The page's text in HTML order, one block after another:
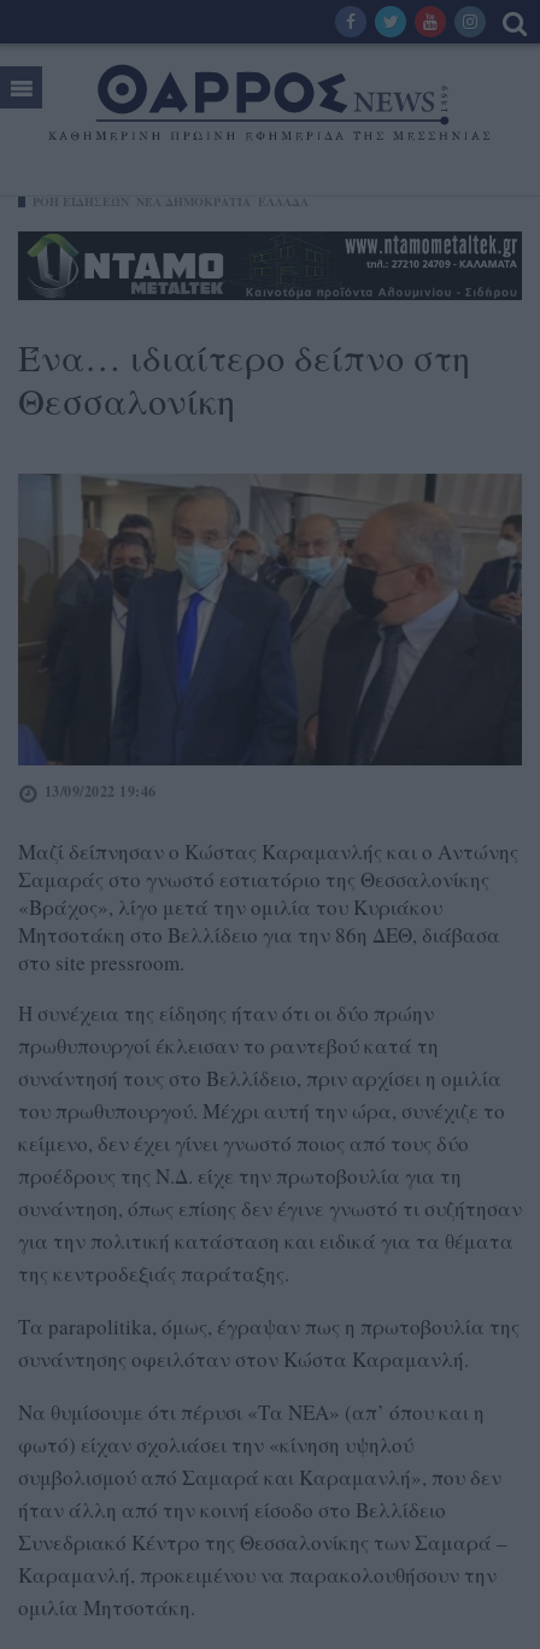
Ένα… ιδιαίτερο δείπνο στη
Θεσσαλονίκη
13/09/2022 19:46
Μαζί δείπνησαν ο Κώστας Καραμανλής και ο Αντώνης
Σαμαράς στο γνωστό εστιατόριο της Θεσσαλονίκης
«Βράχος», λίγο μετά την ομιλία του Κυριάκου
Μητσοτάκη στο Βελλίδειο για την 86η ΔΕΘ, διάβασα
στο site pressroom.
Η συνέχεια της είδησης ήταν ότι οι δύο πρώην
πρωθυπουργοί έκλεισαν το ραντεβού κατά τη
συνάντησή τους στο Βελλίδειο, πριν αρχίσει η ομιλία
του πρωθυπουργού. Μέχρι αυτή την ώρα, συνέχιζε το
κείμενο, δεν έχει γίνει γνωστό ποιος από τους δύο
προέδρους της Ν.Δ. είχε την πρωτοβουλία για τη
συνάντηση, όπως επίσης δεν έγινε γνωστό τι συζήτησαν
για την πολιτική κατάσταση και ειδικά για τα θέματα
της κεντροδεξιάς παράταξης.
Τα parapolitika, όμως, έγραψαν πως η πρωτοβουλία της
συνάντησης οφειλόταν στον Κώστα Καραμανλή.
Να θυμίσουμε ότι πέρυσι «Τα ΝΕΑ» (απ’ όπου και η
φωτό) είχαν σχολιάσει την «κίνηση υψηλού
συμβολισμού από Σαμαρά και Καραμανλή», που δεν
ήταν άλλη από την κοινή είσοδο στο Βελλίδειο
Συνεδριακό Κέντρο της Θεσσαλονίκης των Σαμαρά –
Καραμανλή, προκειμένου να παρακολουθήσουν την
ομιλία Μητσοτάκη.